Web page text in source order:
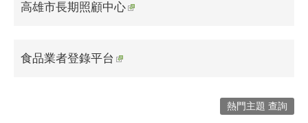
高雄市長期照顧中心
食品業者登錄平台
熱門主題 查詢